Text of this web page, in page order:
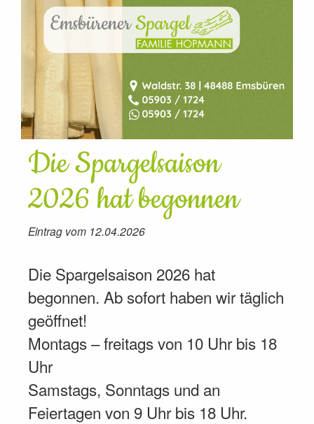
Die Spargelsaison
2026 hat begonnen
Eintrag vom 12.04.2026
Die Spargelsaison 2026 hat
begonnen. Ab sofort haben wir täglich
geöffnet!
Montags – freitags von 10 Uhr bis 18
Uhr
Samstags, Sonntags und an
Feiertagen von 9 Uhr bis 18 Uhr.